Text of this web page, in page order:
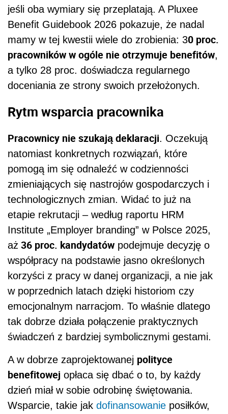
jeśli oba wymiary się przeplatają. A Pluxee
Benefit Guidebook 2026 pokazuje, że nadal
mamy w tej kwestii wiele do zrobienia: 30 proc.
pracowników w ogóle nie otrzymuje benefitów,
a tylko 28 proc. doświadcza regularnego
doceniania ze strony swoich przełożonych.
Rytm wsparcia pracownika
Pracownicy nie szukają deklaracji. Oczekują
natomiast konkretnych rozwiązań, które
pomogą im się odnaleźć w codzienności
zmieniających się nastrojów gospodarczych i
technologicznych zmian. Widać to już na
etapie rekrutacji – według raportu HRM
Institute „Employer branding” w Polsce 2025,
aż 36 proc. kandydatów podejmuje decyzję o
współpracy na podstawie jasno określonych
korzyści z pracy w danej organizacji, a nie jak
w poprzednich latach dzięki historiom czy
emocjonalnym narracjom. To właśnie dlatego
tak dobrze działa połączenie praktycznych
świadczeń z bardziej symbolicznymi gestami.
A w dobrze zaprojektowanej polityce
benefitowej opłaca się dbać o to, by każdy
dzień miał w sobie odrobinę świętowania.
Wsparcie, takie jak dofinansowanie posiłków,